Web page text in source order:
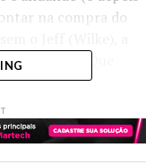
na compra do
curioso? Que